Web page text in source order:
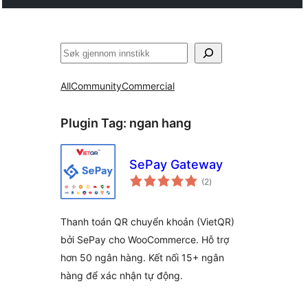
Søk
AllCommunityCommercial
Plugin Tag: ngan hang
SePay Gateway
(2vurderingar
i)
Thanh toán QR chuyển khoản (VietQR)
bởi SePay cho WooCommerce. Hỗ trợ
hơn 50 ngân hàng. Kết nối 15+ ngân
hàng để xác nhận tự động.